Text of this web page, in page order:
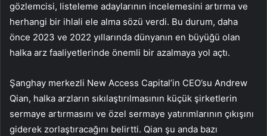
gözlemcisi, listeleme adaylarının incelemesini artırma ve
herhangi bir ihlali ele alma sözü verdi. Bu durum, daha
önce 2023 ve 2022 yıllarında dünyanın en büyüğü olan
halka arz faaliyetlerinde önemli bir azalmaya yol açtı.
Şanghay merkezli New Access Capital’in CEO’su Andrew
Qian, halka arzların sıkılaştırılmasının küçük şirketlerin
sermaye artırmasını ve özel sermaye yatırımlarının çıkışını
giderek zorlaştıracağını belirtti. Qian şu anda bazı